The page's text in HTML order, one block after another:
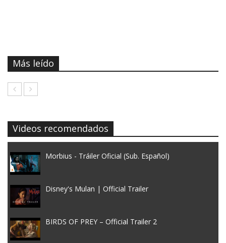
Más leído
Videos recomendados
Morbius - Tráiler Oficial (Sub. Español)
Disney's Mulan | Official Trailer
BIRDS OF PREY – Official Trailer 2